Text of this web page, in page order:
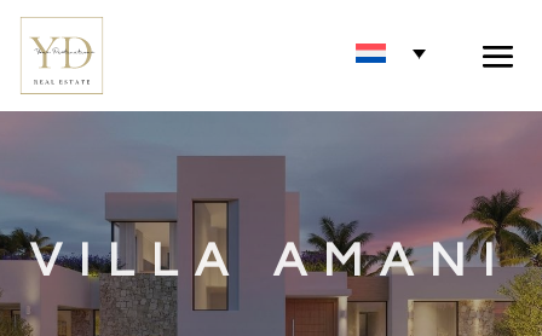
VILLA AMANI